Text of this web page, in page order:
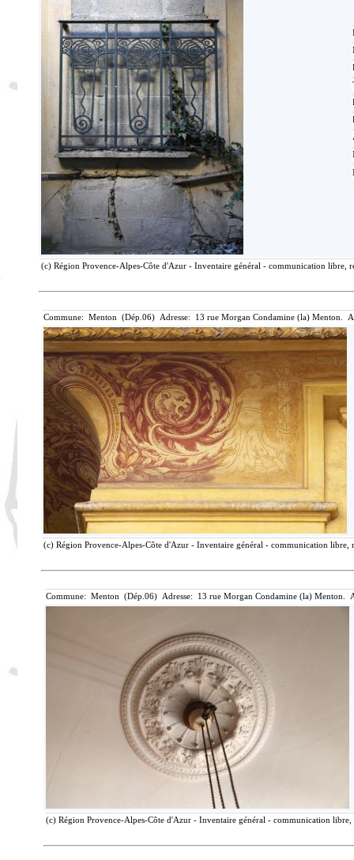
(c) Région Provence-Alpes-Côte d'Azur - Inventaire général - communication libre,
Commune: Menton (Dép.06) Adresse: 13 rue Morgan Condamine (la) Menton.
(c) Région Provence-Alpes-Côte d'Azur - Inventaire général - communication libre,
Commune: Menton (Dép.06) Adresse: 13 rue Morgan Condamine (la) Menton.
(c) Région Provence-Alpes-Côte d'Azur - Inventaire général - communication